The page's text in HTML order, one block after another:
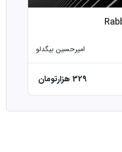
امیرحسین بیگدلو
329 هزارتومان